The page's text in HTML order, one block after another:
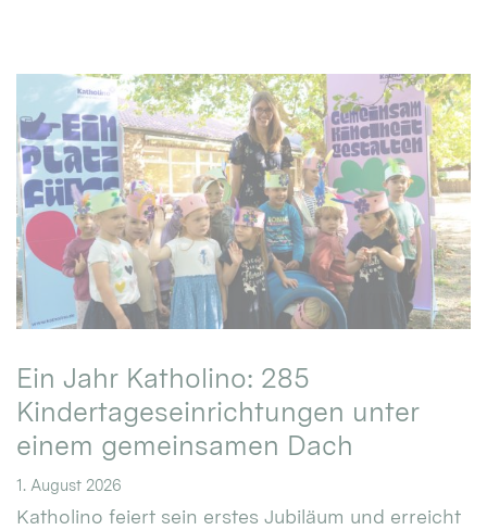
Ein Jahr Katholino: 285
Kindertageseinrichtungen unter
einem gemeinsamen Dach
1. August 2026
Katholino feiert sein erstes Jubiläum und erreicht